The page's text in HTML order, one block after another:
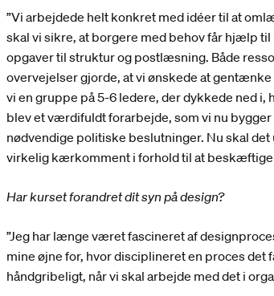
”Vi arbejdede helt konkret med idéer til at
skal vi sikre, at borgere med behov får hjælp
opgaver til struktur og postlæsning. Både
overvejelser gjorde, at vi ønskede at
vi en gruppe på 5-6 ledere, der dykkede ned i,
blev et værdifuldt forarbejde, som vi nu
nødvendige politiske beslutninger. Nu skal det
virkelig kærkomment i forhold til at beskæftige
Har kurset forandret dit syn på design?
”Jeg har længe været fascineret af
mine øjne for, hvor disciplineret en proces det
håndgribeligt, når vi skal arbejde med det i